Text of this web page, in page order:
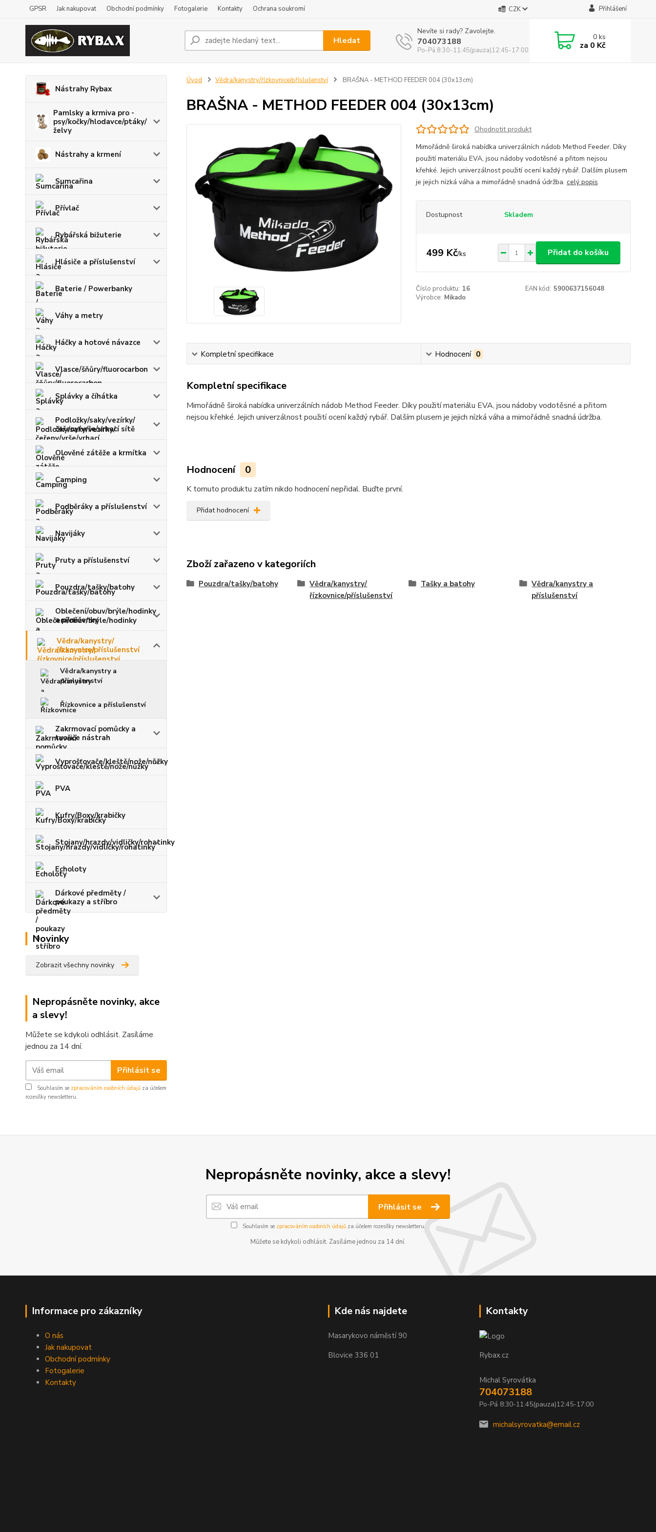
GPSR Jak nakupovat Obchodní podmínky Fotogalerie Kontakty Ochrana soukromí CZK Přihlášení
Hledat
Nevíte si rady? Zavolejte.
704073188
Po-Pá 8:30-11:45(pauza)12:45-17:00
0ks
za 0 Kč
Nástrahy Rybax
Pamlsky a krmiva pro -
psy/kočky/hlodavce/ptáky/
želvy
Nástrahy a krmení
Sumcařina
Přívlač
Rybářská bižuterie
Hlásiče a příslušenství
Baterie / Powerbanky
Váhy a metry
Háčky a hotové návazce
Vlasce/šňůry/fluorocarbon
Splávky a číhátka
Podložky/saky/vezírky/
čeřeny/vrše/vrhací sítě
Olověné zátěže a krmítka
Camping
Podběráky a příslušenství
Navijáky
Pruty a příslušenství
Pouzdra/tašky/batohy
Oblečení/obuv/brýle/hodinky
a pěněženky
Vědra/kanystry/
řízkovnice/příslušenství
Vědra/kanystry a
příslušenství
Řízkovnice a příslušenství
Zakrmovací pomůcky a
tvořiče nástrah
Vyprošťovače/kleště/nože/nůžky
PVA
Kufry/Boxy/krabičky
Stojany/hrazdy/vidličky/rohatinky
Echoloty
Dárkové předměty /
poukazy a stříbro
Novinky
Zobrazit všechny novinky
Nepropásněte novinky, akce
a slevy!
Můžete se kdykoli odhlásit. Zasíláme
jednou za 14 dní.
Přihlásit se
Souhlasím se zpracováním osobních údajů za účelem
rozesílky newsletteru.
Úvod Vědra/kanystry/řízkovnice/příslušenství BRAŠNA - METHOD FEEDER 004 (30x13cm)
BRAŠNA - METHOD FEEDER 004 (30x13cm)
Ohodnotit produkt
Mimořádně široká nabídka univerzálních nádob Method Feeder. Díky
použití materiálu EVA, jsou nádoby vodotěsné a přitom nejsou
křehké. Jejich univerzálnost použití ocení každý rybář. Dalším plusem
je jejich nízká váha a mimořádně snadná údržba. celý popis
Dostupnost Skladem
499 Kč/ks Přidat do košíku
Číslo produktu: 16 EAN kód: 5900637156048
Výrobce: Mikado
Kompletní specifikace Hodnocení 0
Kompletní specifikace
Mimořádně široká nabídka univerzálních nádob Method Feeder. Díky použití materiálu EVA, jsou nádoby vodotěsné a přitom
nejsou křehké. Jejich univerzálnost použití ocení každý rybář. Dalším plusem je jejich nízká váha a mimořádně snadná údržba.
Hodnocení 0
K tomuto produktu zatím nikdo hodnocení nepřidal. Buďte první.
Přidat hodnocení
Zboží zařazeno v kategoriích
Pouzdra/tašky/batohy
Vědra/kanystry/
řízkovnice/příslušenství
Tašky a batohy
Vědra/kanystry a
příslušenství
Nepropásněte novinky, akce a slevy!
Přihlásit se
Souhlasím se zpracováním osobních údajůza účelem rozesílky newsletteru.
Můžete se kdykoli odhlásit. Zasíláme jednou za 14 dní.
Informace pro zákazníky
O nás
Jak nakupovat
Obchodní podmínky
Fotogalerie
Kontakty
Kde nás najdete
Masarykovo náměstí 90
Blovice 336 01
Kontakty
Rybax.cz
Michal Syrovátka
704073188
Po-Pá 8:30-11:45(pauza)12:45-17:00
michalsyrovatka@email.cz